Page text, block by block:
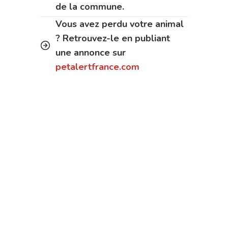
de la commune.
Vous avez perdu votre animal
? Retrouvez-le en publiant
une annonce sur
petalertfrance.com